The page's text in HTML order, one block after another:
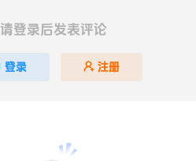
请登录后发表评论
登录 注册